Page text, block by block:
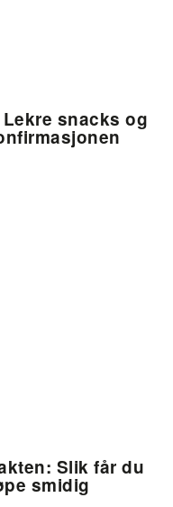
snacks og
Slik får du
smidig